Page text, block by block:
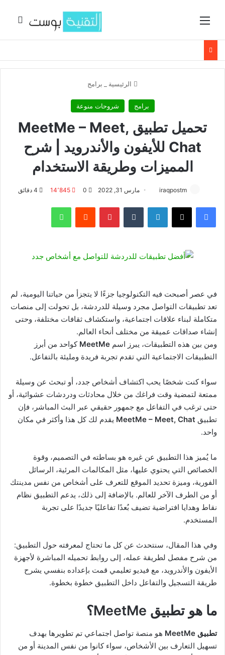
الرئيسية برامج
برامج شروحات منوعة
تحميل تطبيق MeetMe – Meet,
Chat للأيفون والأندرويد | شرح
المميزات وطريقة الاستخدام
iraqpostm مارس 31, 2022 0 14٬845
فيسبوك ‫X لينكدإن ‏Tumblr بينتيريست ‏Reddit واتساب
في عصر أصبحت فيه التكنولوجيا جزءًا لا يتجزأ من حياتنا اليومية، لم
تعد تطبيقات التواصل مجرد وسيلة للدردشة، بل تحولت إلى منصات
متكاملة لبناء علاقات اجتماعية، واستكشاف ثقافات مختلفة، وحتى
إنشاء صداقات عميقة من مختلف أنحاء العالم.
ومن بين هذه التطبيقات، يبرز اسم MeetMe كواحد من أبرز
التطبيقات الاجتماعية التي تقدم تجربة فريدة ومليئة بالتفاعل.
سواء كنت شخصًا يحب اكتشاف أشخاص جدد، أو تبحث عن وسيلة
ممتعة لتمضية وقت فراغك من خلال محادثات ودردشات عشوائية، أو
حتى ترغب في التفاعل مع جمهور حقيقي عبر البث المباشر، فإن
تطبيق MeetMe – Meet, Chat يقدم لك كل هذا وأكثر في مكان
واحد.
ما يُميز هذا التطبيق عن غيره هو بساطته في التصميم، وقوة
الخصائص التي يحتوي عليها، مثل المكالمات المرئية، الرسائل
الفورية، وميزة تحديد الموقع للتعرف على أشخاص من نفس مدينتك
أو من الطرف الآخر للعالم. بالإضافة إلى ذلك، يدعم التطبيق نظام
نقاط وهدايا افتراضية تضيف بُعدًا تفاعليًا جديدًا على تجربة
المستخدم.
وفي هذا المقال، سنتحدث عن كل ما تحتاج لمعرفته حول التطبيق:
من شرح مفصل لطريقة عمله، إلى روابط تحميله المباشرة لأجهزة
الأيفون والأندرويد، مع فيديو تعليمي قمت بإعداده بنفسي يشرح
طريقة التسجيل والتفاعل داخل التطبيق خطوة بخطوة.
ما هو تطبيق MeetMe؟
تطبيق MeetMe
هو منصة تواصل اجتماعي تم تطويرها بهدف
تسهيل التعارف بين الأشخاص، سواء كانوا من نفس المدينة أو من